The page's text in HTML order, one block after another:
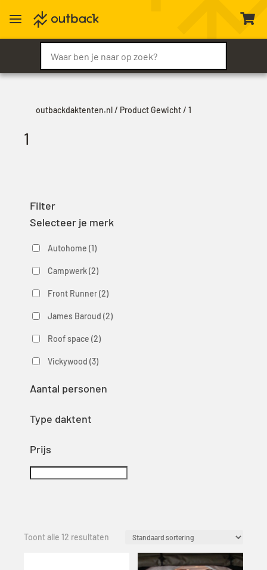
a 
outbackdaktenten.nl/ Product Gewicht / 1
1
Filter
Selecteer je merk
Autohome (1)
Campwerk (2)
Front Runner (2)
James Baroud (2)
Roof space (2)
Vickywood (3)
Aantal personen
Type daktent
Prijs
Toont alle 12 resultaten